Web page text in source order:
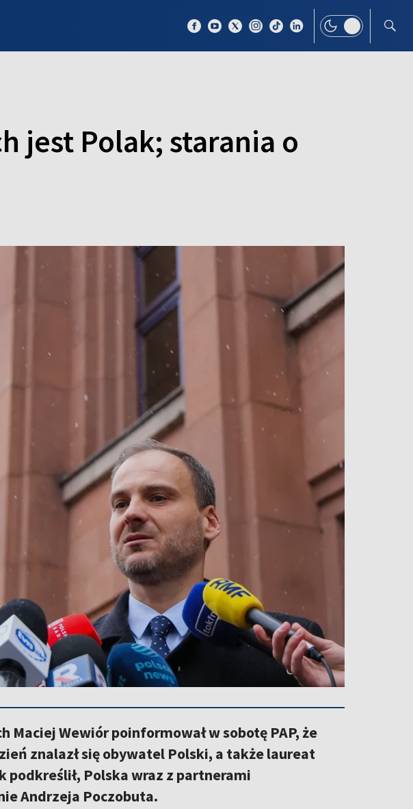
jest Polak; starania o
Wewiór poinformował w sobotę PAP, że
znalazł się obywatel Polski, a także laureat
podkreślił, Polska wraz z partnerami
Andrzeja Poczobuta.